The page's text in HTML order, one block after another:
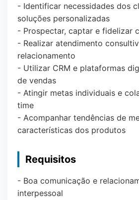
- Identificar necessidades dos
soluções personalizadas
- Prospectar, captar e fidelizar
- Realizar atendimento
relacionamento
- Utilizar CRM e plataformas
de vendas
- Atingir metas individuais e
time
- Acompanhar tendências de
características dos produtos
Requisitos
- Boa comunicação e
interpessoal